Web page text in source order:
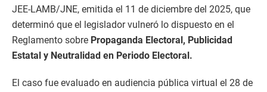
JEE-LAMB/JNE, emitida el 11 de diciembre del 2025, que
determinó que el legislador vulneró lo dispuesto en el
Reglamento sobre Propaganda Electoral, Publicidad
Estatal y Neutralidad en Periodo Electoral.
El caso fue evaluado en audiencia pública virtual el 28 de